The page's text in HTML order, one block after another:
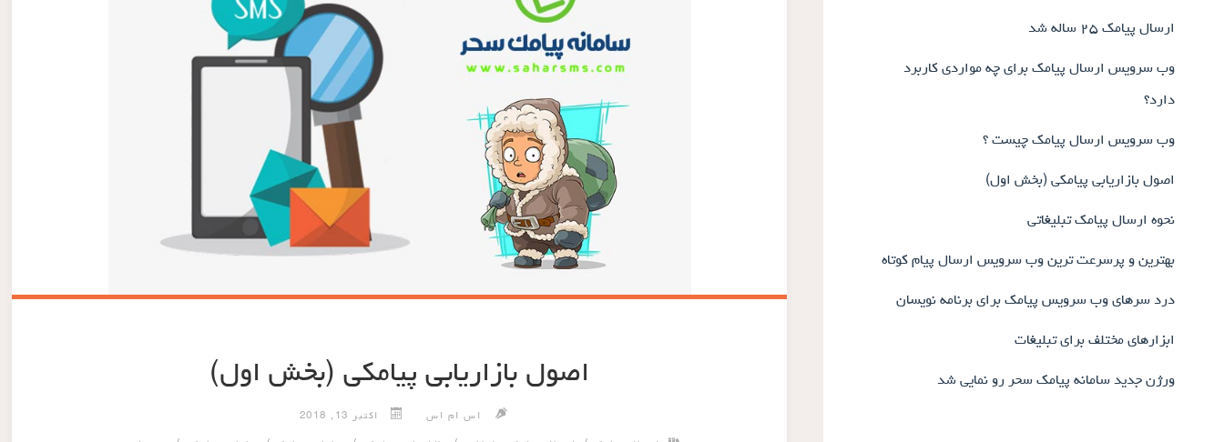
ارسال پیامک ۲۵ ساله شد
وب سرویس ارسال پیامک برای چه مواردی کاربرد
دارد؟
وب سرویس ارسال پیامک چیست ؟
اصول بازاریابی پیامکی (بخش اول)
نحوه ارسال پیامک تبلیغاتی
بهترین و پرسرعت ترین وب سرویس ارسال پیام کوتاه
درد سرهای وب سرویس پیامک برای برنامه نویسان
ابزارهای مختلف برای تبلیغات
ورژن جدید سامانه پیامک سحر رو نمایی شد اصول بازاریابی پیامکی (بخش اول)
اس ام اس اکتبر 13, 2018